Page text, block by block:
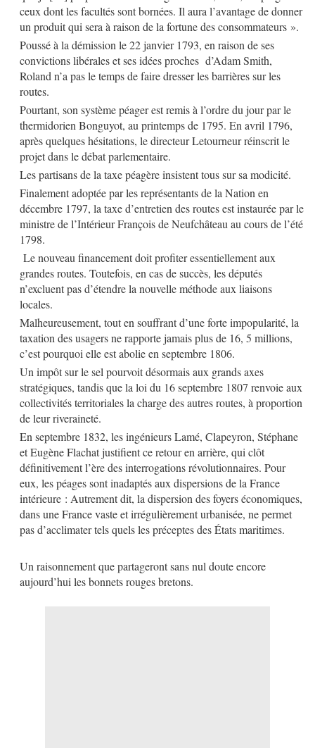
ceux dont les facultés sont bornées. Il aura l’avantage de donner
un produit qui sera à raison de la fortune des consommateurs ».
Poussé à la démission le 22 janvier 1793, en raison de ses
convictions libérales et ses idées proches d’Adam Smith,
Roland n’a pas le temps de faire dresser les barrières sur les
routes.
Pourtant, son système péager est remis à l’ordre du jour par le
thermidorien Bonguyot, au printemps de 1795. En avril 1796,
après quelques hésitations, le directeur Letourneur réinscrit le
projet dans le débat parlementaire.
Les partisans de la taxe péagère insistent tous sur sa modicité.
Finalement adoptée par les représentants de la Nation en
décembre 1797, la taxe d’entretien des routes est instaurée par le
ministre de l’Intérieur François de Neufchâteau au cours de l’été
1798.
Le nouveau financement doit profiter essentiellement aux
grandes routes. Toutefois, en cas de succès, les députés
n’excluent pas d’étendre la nouvelle méthode aux liaisons
locales.
Malheureusement, tout en souffrant d’une forte impopularité, la
taxation des usagers ne rapporte jamais plus de 16, 5 millions,
c’est pourquoi elle est abolie en septembre 1806.
Un impôt sur le sel pourvoit désormais aux grands axes
stratégiques, tandis que la loi du 16 septembre 1807 renvoie aux
collectivités territoriales la charge des autres routes, à proportion
de leur riveraineté.
En septembre 1832, les ingénieurs Lamé, Clapeyron, Stéphane
et Eugène Flachat justifient ce retour en arrière, qui clôt
définitivement l’ère des interrogations révolutionnaires. Pour
eux, les péages sont inadaptés aux dispersions de la France
intérieure : Autrement dit, la dispersion des foyers économiques,
dans une France vaste et irrégulièrement urbanisée, ne permet
pas d’acclimater tels quels les préceptes des États maritimes.
Un raisonnement que partageront sans nul doute encore
aujourd’hui les bonnets rouges bretons.